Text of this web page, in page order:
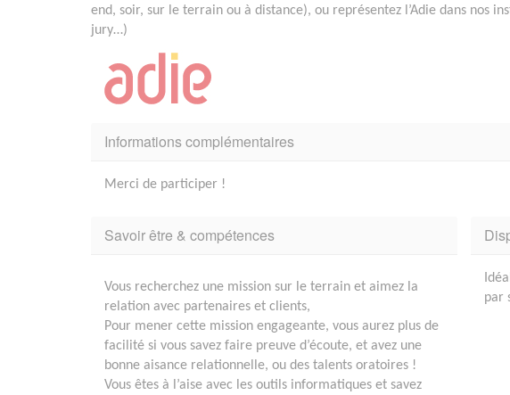
end, soir, sur le terrain ou à distance), ou représentez l’Adie dans nos
jury…)
Informations complémentaires
Merci de participer !
Savoir être & compétences
Vous recherchez une mission sur le terrain et aimez la
relation avec partenaires et clients,
Pour mener cette mission engageante, vous aurez plus de
facilité si vous savez faire preuve d’écoute, et avez une
bonne aisance relationnelle, ou des talents oratoires !
Vous êtes à l’aise avec les outils informatiques et savez
par